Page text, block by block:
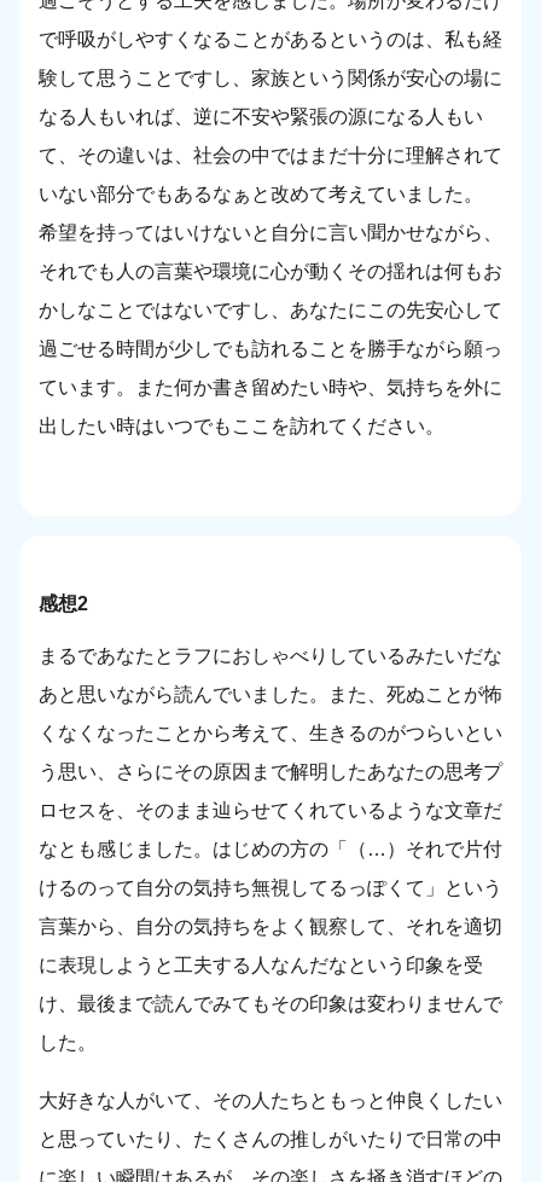
で呼吸がしやすくなることがあるというのは、私も経
験して思うことですし、家族という関係が安心の場に
なる人もいれば、逆に不安や緊張の源になる人もい
て、その違いは、社会の中ではまだ十分に理解されて
いない部分でもあるなぁと改めて考えていました。
希望を持ってはいけないと自分に言い聞かせながら、
それでも人の言葉や環境に心が動くその揺れは何もお
かしなことではないですし、あなたにこの先安心して
過ごせる時間が少しでも訪れることを勝手ながら願っ
ています。また何か書き留めたい時や、気持ちを外に
出したい時はいつでもここを訪れてください。
感想2
まるであなたとラフにおしゃべりしているみたいだな
あと思いながら読んでいました。また、死ぬことが怖
くなくなったことから考えて、生きるのがつらいとい
う思い、さらにその原因まで解明したあなたの思考プ
ロセスを、そのまま辿らせてくれているような文章だ
なとも感じました。はじめの方の「（…）それで片付
けるのって自分の気持ち無視してるっぽくて」という
言葉から、自分の気持ちをよく観察して、それを適切
に表現しようと工夫する人なんだなという印象を受
け、最後まで読んでみてもその印象は変わりませんで
した。
大好きな人がいて、その人たちともっと仲良くしたい
と思っていたり、たくさんの推しがいたりで日常の中